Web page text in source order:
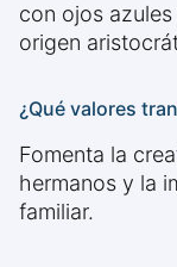
con ojos
origen
¿Qué valores
Fomenta la
hermanos y la
familiar.